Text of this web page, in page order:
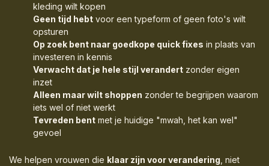
kleding wilt kopen
Geen tijd hebt voor een typeform of geen foto's wilt
opsturen
Op zoek bent naar goedkope quick fixes in plaats van
investeren in kennis
Verwacht dat je hele stijl verandert zonder eigen
inzet
Alleen maar wilt shoppen zonder te begrijpen waarom
iets wel of niet werkt
Tevreden bent met je huidige "mwah, het kan wel"
gevoel
We helpen vrouwen die klaar zijn voor verandering , niet